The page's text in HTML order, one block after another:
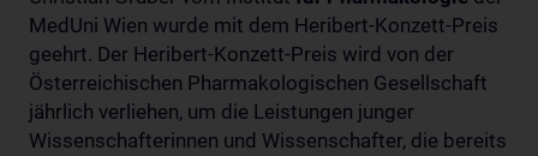
MedUni Wien wurde mit dem Heribert-Konzett-Preis
geehrt. Der Heribert-Konzett-Preis wird von der
Österreichischen Pharmakologischen Gesellschaft
jährlich verliehen, um die Leistungen junger
Wissenschafterinnen und Wissenschafter, die bereits